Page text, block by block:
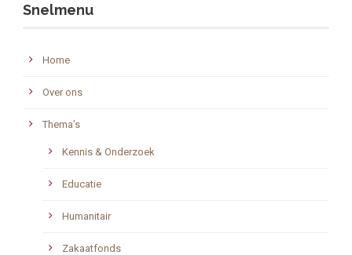
Snelmenu
Home
Over ons
Thema’s
Kennis & Onderzoek
Educatie
Humanitair
Zakaatfonds